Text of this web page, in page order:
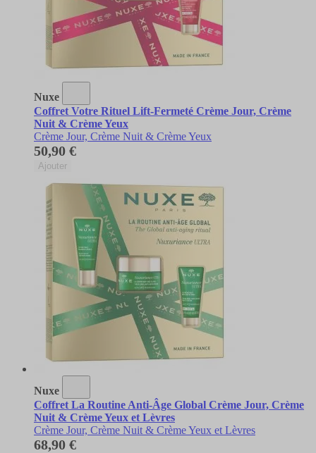
Nuxe
Coffret Votre Rituel Lift-Fermeté Crème Jour, Crème
Nuit & Crème Yeux
Crème Jour, Crème Nuit & Crème Yeux
50,90 €
Ajouter
Nuxe
Coffret La Routine Anti-Âge Global Crème Jour, Crème
Nuit & Crème Yeux et Lèvres
Crème Jour, Crème Nuit & Crème Yeux et Lèvres
68,90 €